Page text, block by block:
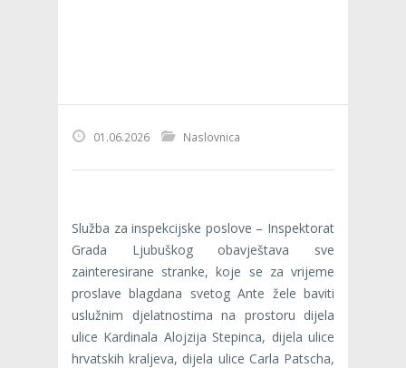
01.06.2026 Naslovnica
Služba za inspekcijske poslove – Inspektorat
Grada Ljubuškog obavještava sve
zainteresirane stranke, koje se za vrijeme
proslave blagdana svetog Ante žele baviti
uslužnim djelatnostima na prostoru dijela
ulice Kardinala Alojzija Stepinca, dijela ulice
hrvatskih kraljeva, dijela ulice Carla Patscha,